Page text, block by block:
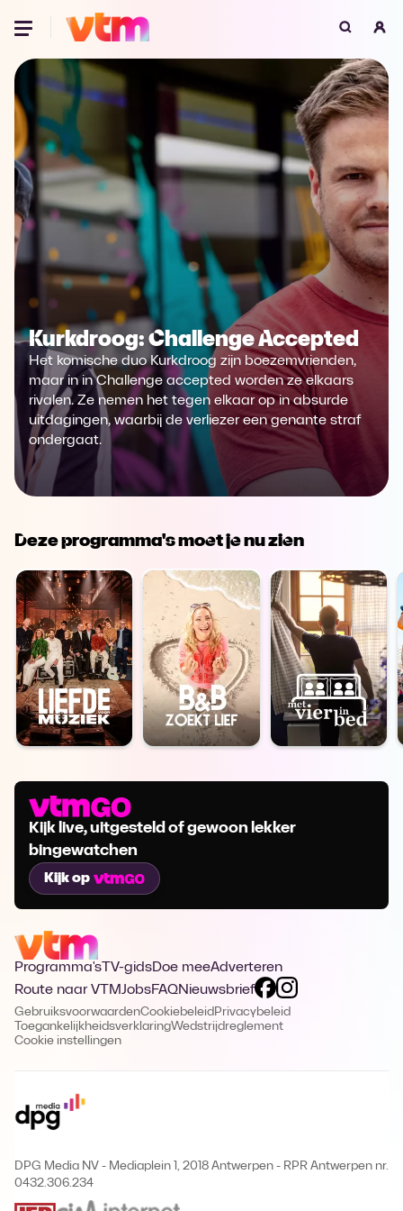
Voor je onze programma's gaat ontdekken,
best je browser updaten of hieronder één
van de ondersteunde browsers
downloaden.
Google Chrome Download
Firefox Download
Safari Download
Microsoft Edge Download
Opera Download
Kurkdroog: Challenge Accepted
Het komische duo Kurkdroog zijn boezemvrienden,
maar in in Challenge accepted worden ze elkaars
rivalen. Ze nemen het tegen elkaar op in absurde
uitdagingen, waarbij de verliezer een genante straf
ondergaat.
Deze programma's moet je nu zien
Kijk live, uitgesteld of gewoon lekker
bingewatchen
Kijk op
Programma'sTV-gidsDoe meeAdverteren
Route naar VTMJobsFAQNieuwsbrief
GebruiksvoorwaardenCookiebeleid Privacybeleid
ToegankelijkheidsverklaringWedstrijdreglement
Cookie instellingen
DPG Media NV - Mediaplein 1, 2018 Antwerpen - RPR Antwerpen nr.
0432.306.234